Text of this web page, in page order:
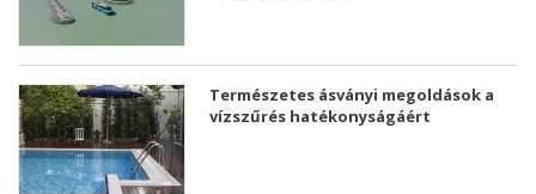
Természetes ásványi megoldások a
vízszűrés hatékonyságáért